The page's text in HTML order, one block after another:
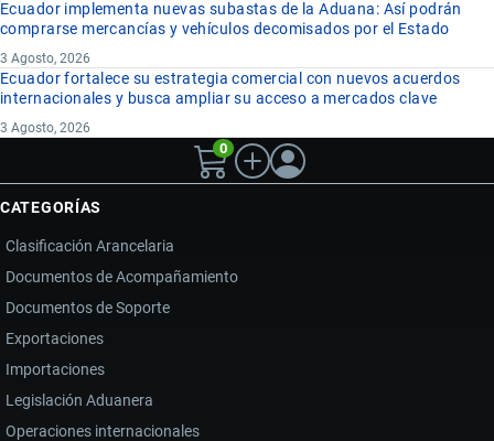
Ecuador implementa nuevas subastas de la Aduana: Así podrán
comprarse mercancías y vehículos decomisados por el Estado
3 Agosto, 2026
Ecuador fortalece su estrategia comercial con nuevos acuerdos
internacionales y busca ampliar su acceso a mercados clave
3 Agosto, 2026
0
CATEGORÍAS
Clasificación Arancelaria
Documentos de Acompañamiento
Documentos de Soporte
Exportaciones
Importaciones
Legislación Aduanera
Operaciones internacionales